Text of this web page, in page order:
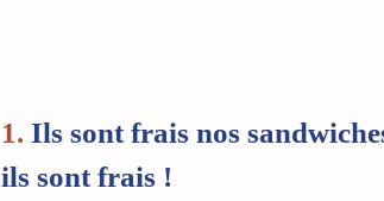
1. Ils sont frais nos
ils sont frais !